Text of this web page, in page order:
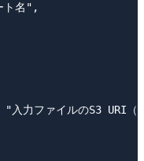
名",
力ファイルのS3 URI（